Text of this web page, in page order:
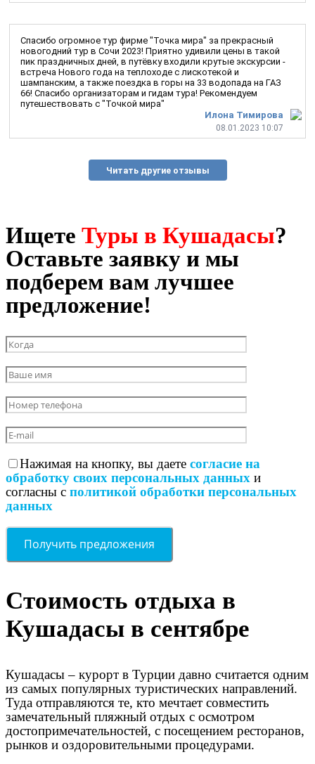
Илона Тимирова
08.01.2023 10:07
Спасибо огромное тур фирме "Точка мира" за прекрасный
новогодний тур в Сочи 2023! Приятно удивили цены в такой
пик праздничных дней, в путёвку входили крутые экскурсии -
встреча Нового года на теплоходе с лискотекой и
шампанским, а также поездка в горы на 33 водопада на ГАЗ
66! Спасибо организаторам и гидам тура! Рекомендуем
путешествовать с "Точкой мира"
Читать другие отзывы
Ищете Туры в Кушадасы?
Оставьте заявку и мы
подберем вам лучшее
предложение!
Нажимая на кнопку, вы даете согласие на
обработку своих персональных данных и
согласны с политикой обработки персональных
данных
Стоимость отдыха в
Кушадасы в сентябре
Кушадасы – курорт в Турции давно считается одним
из самых популярных туристических направлений.
Туда отправляются те, кто мечтает совместить
замечательный пляжный отдых с осмотром
достопримечательностей, с посещением ресторанов,
рынков и оздоровительными процедурами.